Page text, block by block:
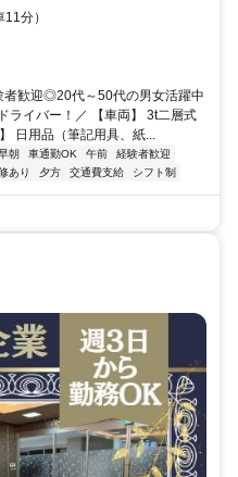
分）
歓迎◎20代～50代の男女活躍中
ライバー！／ 【車両】 3t二層式
日用品（筆記用具、紙...
朝 車通勤OK 午前
経験者歓迎
あり 夕方 交通費支給 シフト制